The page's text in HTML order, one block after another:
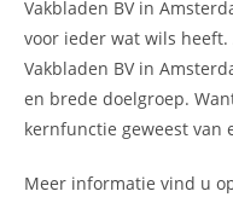
Vakbladen BV in
voor ieder wat wils
Vakbladen BV in
en brede doelgroep.
kernfunctie geweest van
Meer informatie vind u